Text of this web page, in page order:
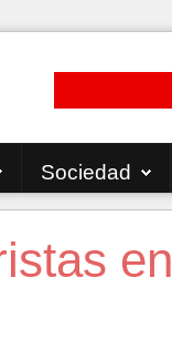
Sociedad
en